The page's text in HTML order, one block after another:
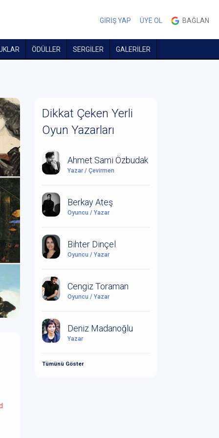
GİRİŞ YAP ÜYE OL BAĞLAN
ÖDÜLLER SERGİLER GALERİLER
Dikkat Çeken Yerli
Oyun Yazarları
Ahmet Sami Özbudak
Yazar / Çevirmen
Berkay Ateş
Oyuncu / Yazar
Bihter Dinçel
Oyuncu / Yazar
Cengiz Toraman
Oyuncu / Yazar
Deniz Madanoğlu
Yazar
Tümünü Göster